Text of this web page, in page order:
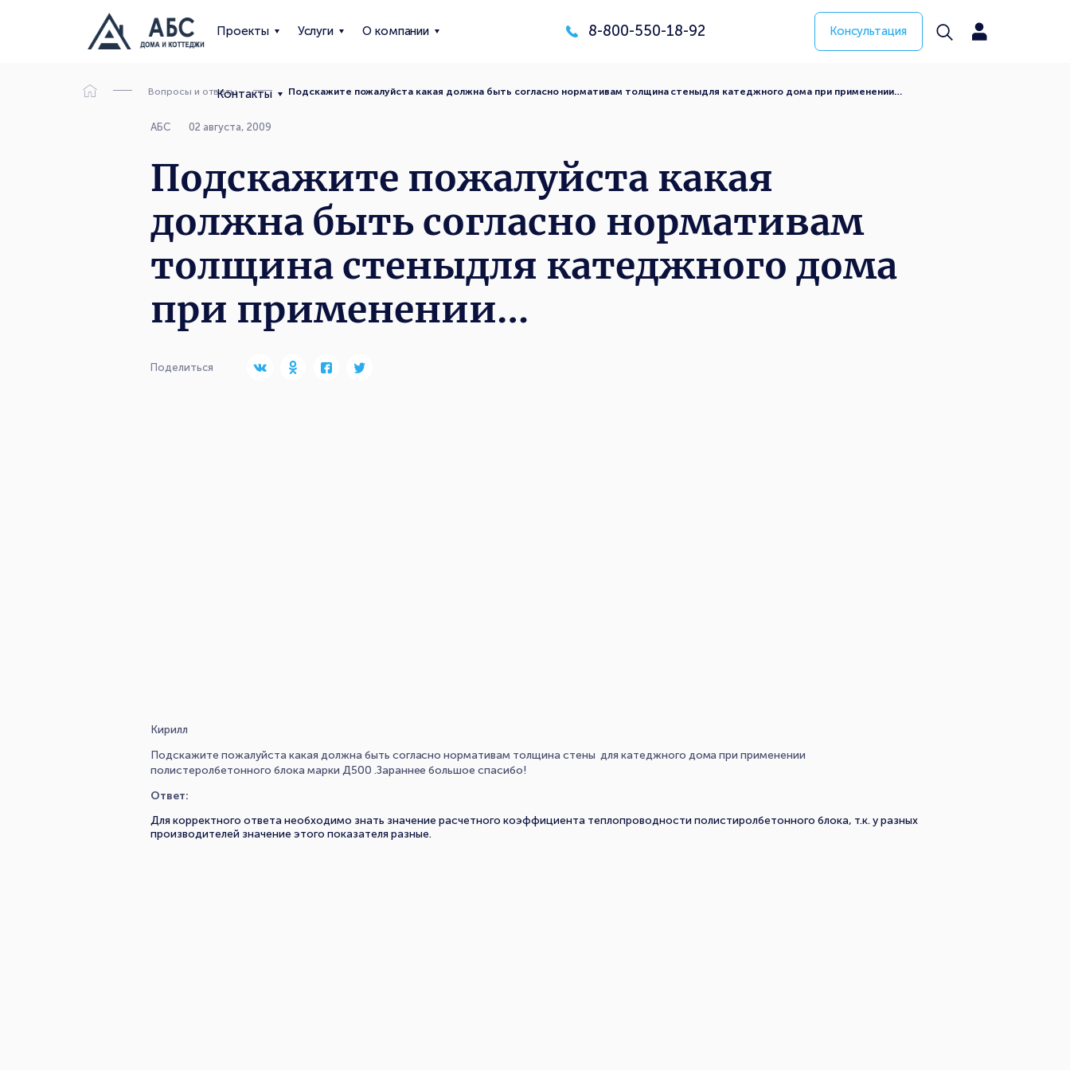
Проекты Услуги О компании
Контакты
8-800-550-18-92 Консультация
Вопросы и ответы Подскажите пожалуйста какая должна быть согласно нормативам толщина стеныдля катеджного дома при применении…
АБС 02 августа, 2009
Подскажите пожалуйста какая
должна быть согласно нормативам
толщина стеныдля катеджного дома
при применении…
Поделиться
Кирилл
Подскажите пожалуйста какая должна быть согласно нормативам толщина стены для катеджного дома при применении
полистеролбетонного блока марки Д500 .Зараннее большое спасибо!
Ответ:
Для корректного ответа необходимо знать значение расчетного коэффициента теплопроводности полистиролбетонного блока, т.к. у разных
производителей значение этого показателя разные.